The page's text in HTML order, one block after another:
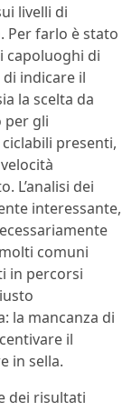
livelli di
Per farlo è stato
capoluoghi di
indicare il
la scelta da
per gli
presenti,
L’analisi dei
interessante,
comuni
in percorsi
la mancanza di
il
in sella.
dei risultati